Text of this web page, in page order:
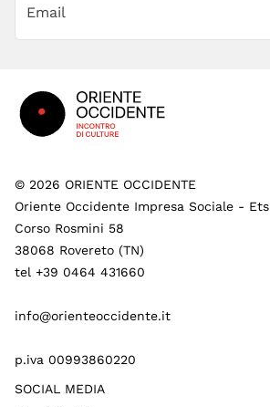
© 2026 ORIENTE OCCIDENTE
Oriente Occidente Impresa Sociale - Ets
Corso Rosmini 58
38068 Rovereto (TN)
tel +39 0464 431660
info@orienteoccidente.it
p.iva 00993860220
SOCIAL MEDIA